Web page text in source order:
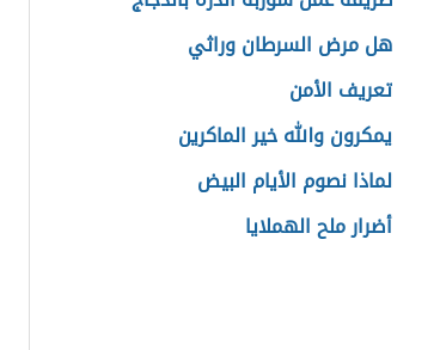
هل مرض السرطان وراثي
تعريف الأمن
يمكرون والله خير الماكرين
لماذا نصوم الأيام البيض
أضرار ملح الهملايا